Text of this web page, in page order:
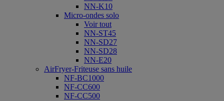
NN-K10
Micro-ondes solo
Voir tout
NN-ST45
NN-SD27
NN-SD28
NN-E20
AirFryer-Friteuse sans huile
NF-BC1000
NF-CC600
NF-CC500